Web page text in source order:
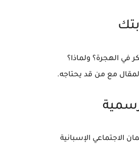
في الهجرة؟ ولماذا؟
مع من قد يحتاجه.
الاجتماعي الإسبانية